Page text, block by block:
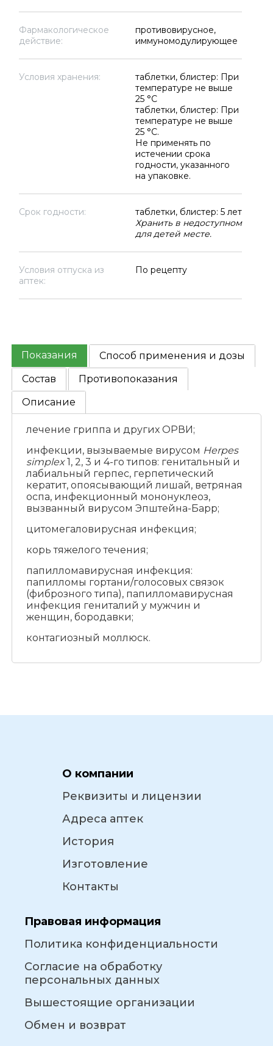
Фармакологическое
действие:
противовирусное,
иммуномодулирующее
Условия хранения:
таблетки, блистер: При
температуре не выше
25 °C
таблетки, блистер: При
температуре не выше
25 °C.
Не применять по
истечении срока
годности, указанного
на упаковке.
Срок годности:
таблетки, блистер: 5 лет
Хранить в недоступном
для детей месте.
Условия отпуска из
аптек:
По рецепту
Показания
Способ применения и дозы
Состав
Противопоказания
Описание
лечение гриппа и других ОРВИ;
инфекции, вызываемые вирусом Herpes
simplex1, 2, 3 и 4-го типов: генитальный и
лабиальный герпес, герпетический
кератит, опоясывающий лишай, ветряная
оспа, инфекционный мононуклеоз,
вызванный вирусом Эпштейна-Барр;
цитомегаловирусная инфекция;
корь тяжелого течения;
папилломавирусная инфекция:
папилломы гортани/голосовых связок
(фиброзного типа), папилломавирусная
инфекция гениталий у мужчин и
женщин, бородавки;
контагиозный моллюск.
О компании
Реквизиты и лицензии
Адреса аптек
История
Изготовление
Контакты
Правовая информация
Политика конфиденциальности
Согласие на обработку
персональных данных
Вышестоящие организации
Обмен и возврат